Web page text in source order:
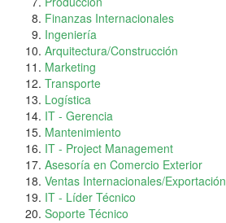
Finanzas Internacionales
Ingeniería
Arquitectura/Construcción
Marketing
Transporte
Logística
IT - Gerencia
Mantenimiento
IT - Project Management
Asesoría en Comercio Exterior
Ventas Internacionales/Exportación
IT - Líder Técnico
Soporte Técnico